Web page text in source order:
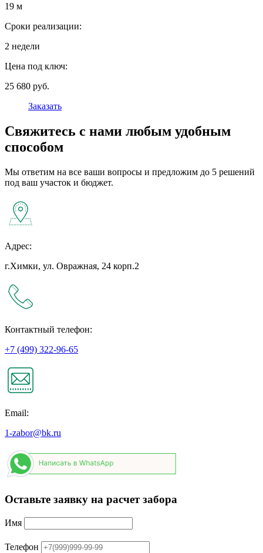
19 м
Сроки реализации:
2 недели
Цена под ключ:
25 680 руб.
Заказать
Свяжитесь с нами любым удобным
способом
Мы ответим на все ваши вопросы и предложим до 5 решений
под ваш участок и бюджет.
Адрес:
г.Химки, ул. Овражная, 24 корп.2
Контактный телефон:
+7 (499) 322-96-65
Email:
1-zabor@bk.ru
Оставьте заявку на расчет забора
Имя
Телефон